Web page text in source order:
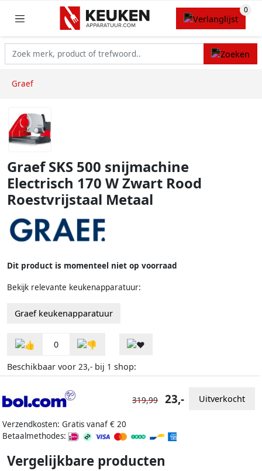
Graef
Graef SKS 500 snijmachine
Electrisch 170 W Zwart Rood
Roestvrijstaal Metaal
Dit product is momenteel niet op voorraad
Bekijk relevante keukenapparatuur:
Graef keukenapparatuur
0
Beschikbaar voor 23,- bij 1 shop:
Verzendkosten: Gratis vanaf € 20
Betaalmethodes:
319,99 23,- Uitverkocht
Vergelijkbare producten